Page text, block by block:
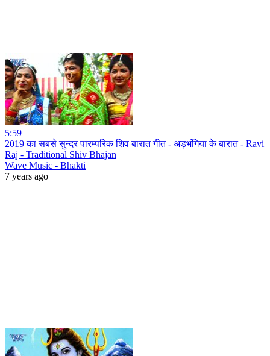
5:59
2019 का सबसे सुन्दर पारम्परिक शिव बारात गीत - अड़भंगिया के बारात - Ravi
Raj - Traditional Shiv Bhajan
Wave Music - Bhakti
7 years ago